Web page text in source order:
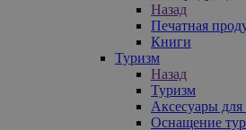
Назад
Печатная
Книги
Туризм
Назад
Туризм
Аксесуары для
Оснащение